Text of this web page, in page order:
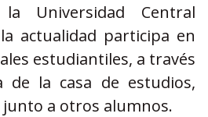
Universidad Central
actualidad participa en
estudiantiles, a través
de la casa de estudios,
a otros alumnos.